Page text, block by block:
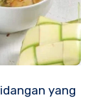
yang